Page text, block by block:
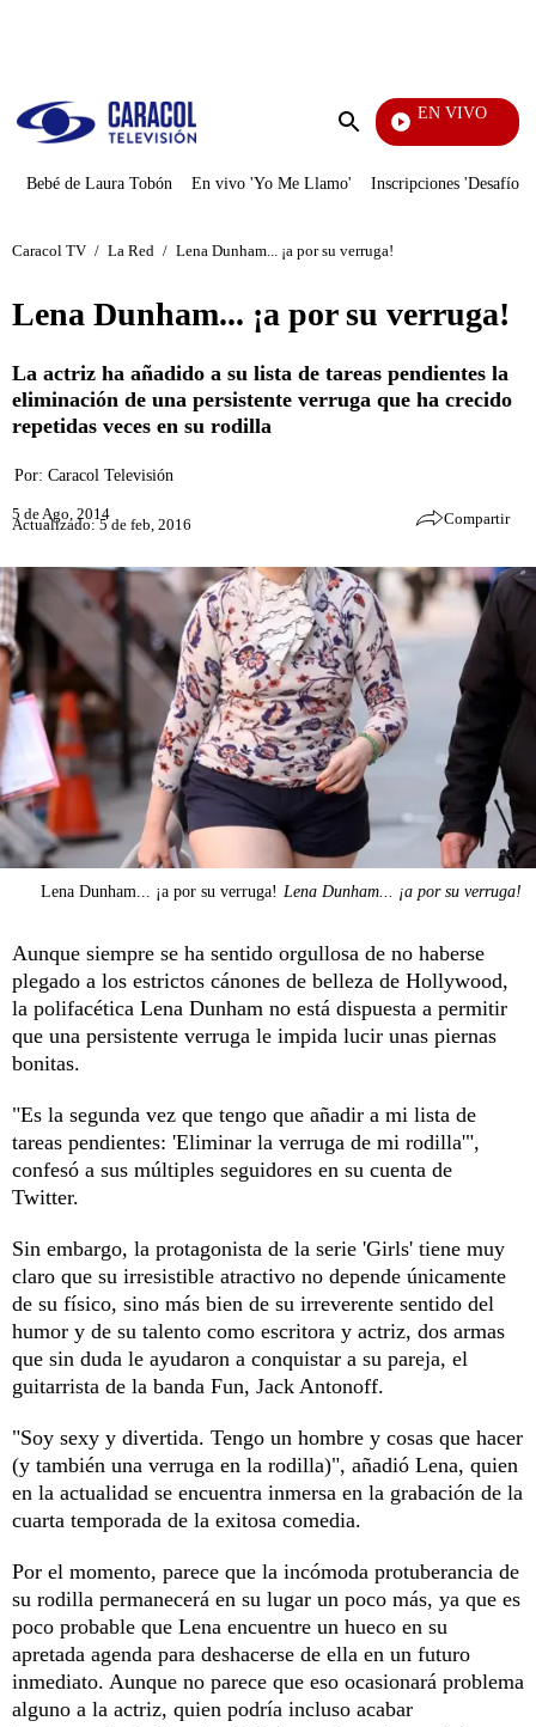
Enviar
EN VIVO
EFÉ
Bebé de Laura Tobón En vivo 'Yo Me Llamo' Inscripciones 'Desafío'
Caracol TV / La Red / Lena Dunham... ¡a por su verruga!
Lena Dunham... ¡a por su verruga!
La actriz ha añadido a su lista de tareas pendientes la
eliminación de una persistente verruga que ha crecido
repetidas veces en su rodilla
Por: Caracol Televisión
5 de Ago, 2014
Actualizado: 5 de feb, 2016 Compartir
Lena Dunham... ¡a por su verruga! Lena Dunham... ¡a por su verruga!
Aunque siempre se ha sentido orgullosa de no haberse
plegado a los estrictos cánones de belleza de Hollywood,
la polifacética Lena Dunham no está dispuesta a permitir
que una persistente verruga le impida lucir unas piernas
bonitas.
"Es la segunda vez que tengo que añadir a mi lista de
tareas pendientes: 'Eliminar la verruga de mi rodilla'",
confesó a sus múltiples seguidores en su cuenta de
Twitter.
Sin embargo, la protagonista de la serie 'Girls' tiene muy
claro que su irresistible atractivo no depende únicamente
de su físico, sino más bien de su irreverente sentido del
humor y de su talento como escritora y actriz, dos armas
que sin duda le ayudaron a conquistar a su pareja, el
guitarrista de la banda Fun, Jack Antonoff.
"Soy sexy y divertida. Tengo un hombre y cosas que hacer
(y también una verruga en la rodilla)", añadió Lena, quien
en la actualidad se encuentra inmersa en la grabación de la
cuarta temporada de la exitosa comedia.
Por el momento, parece que la incómoda protuberancia de
su rodilla permanecerá en su lugar un poco más, ya que es
poco probable que Lena encuentre un hueco en su
apretada agenda para deshacerse de ella en un futuro
inmediato. Aunque no parece que eso ocasionará problema
alguno a la actriz, quien podría incluso acabar